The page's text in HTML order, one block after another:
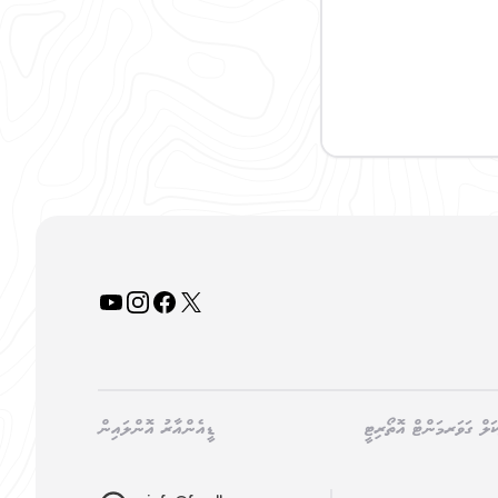
X
Facebook
Instagram
YouTube
ގަވަރމަންޓް އޮތޯރިޓީ ޑީއެންއާރު އޮންލައިން